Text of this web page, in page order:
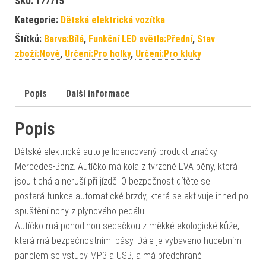
Kategorie: Dětská elektrická vozítka
Štítků: Barva:Bílá, Funkční LED světla:Přední, Stav
zboží:Nové, Určení:Pro holky, Určení:Pro kluky
Popis Další informace
Popis
Dětské elektrické auto je licencovaný produkt značky
Mercedes-Benz. Autíčko má kola z tvrzené EVA pěny, která
jsou tichá a neruší při jízdě. O bezpečnost dítěte se
postará funkce automatické brzdy, která se aktivuje ihned po
spuštění nohy z plynového pedálu.
Autíčko má pohodlnou sedačkou z měkké ekologické kůže,
která má bezpečnostními pásy. Dále je vybaveno hudebním
panelem se vstupy MP3 a USB, a má předehrané